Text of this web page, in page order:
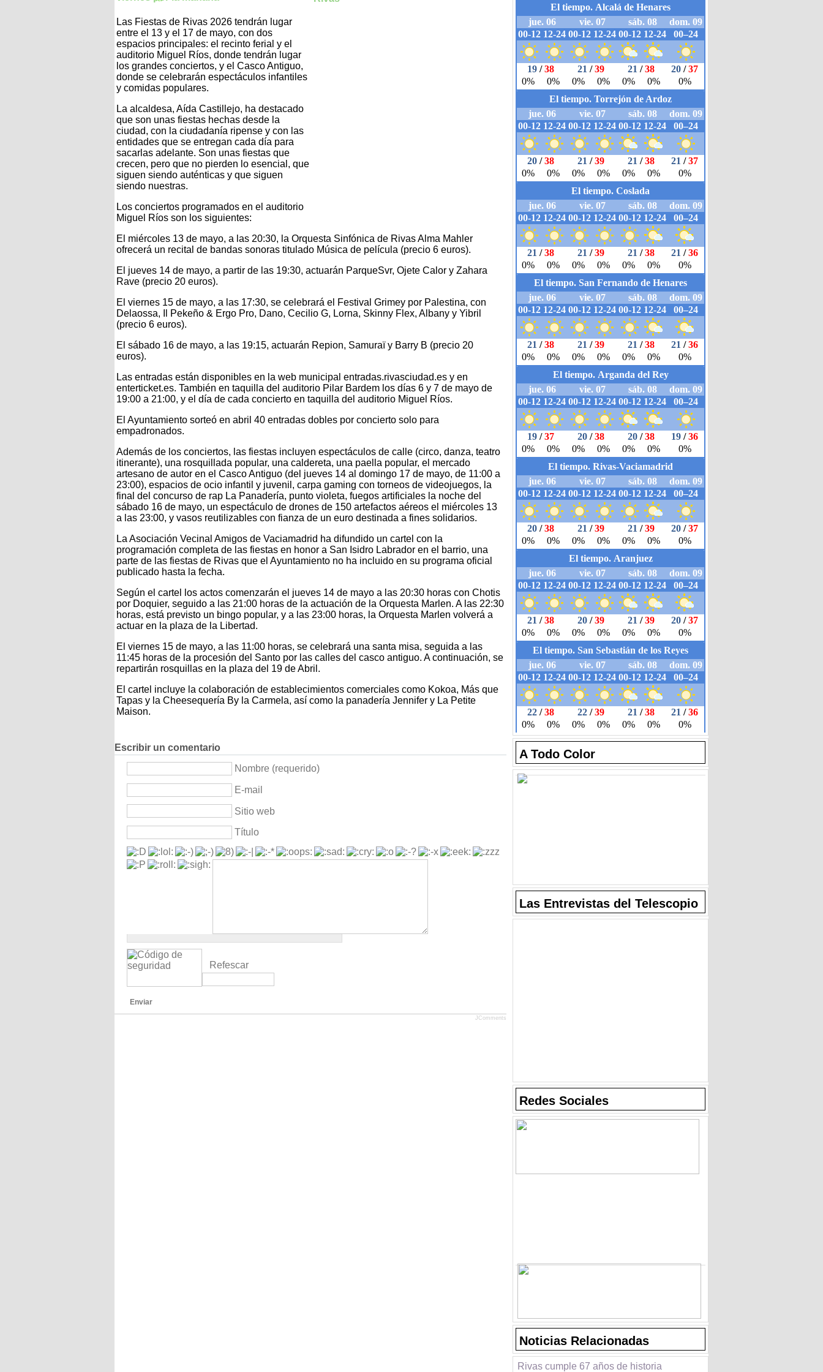
Las Fiestas de Rivas 2026 tendrán lugar
entre el 13 y el 17 de mayo, con dos
espacios principales: el recinto ferial y el
auditorio Miguel Ríos, donde tendrán lugar
los grandes conciertos, y el Casco Antiguo,
donde se celebrarán espectáculos infantiles
y comidas populares.
La alcaldesa, Aída Castillejo, ha destacado
que son unas fiestas hechas desde la
ciudad, con la ciudadanía ripense y con las
entidades que se entregan cada día para
sacarlas adelante. Son unas fiestas que
crecen, pero que no pierden lo esencial, que
siguen siendo auténticas y que siguen
siendo nuestras.
Los conciertos programados en el auditorio
Miguel Ríos son los siguientes:
El miércoles 13 de mayo, a las 20:30, la Orquesta Sinfónica de Rivas Alma Mahler
ofrecerá un recital de bandas sonoras titulado Música de película (precio 6 euros).
El jueves 14 de mayo, a partir de las 19:30, actuarán ParqueSvr, Ojete Calor y Zahara
Rave (precio 20 euros).
El viernes 15 de mayo, a las 17:30, se celebrará el Festival Grimey por Palestina, con
Delaossa, Il Pekeño & Ergo Pro, Dano, Cecilio G, Lorna, Skinny Flex, Albany y Yibril
(precio 6 euros).
El sábado 16 de mayo, a las 19:15, actuarán Repion, Samuraï y Barry B (precio 20
euros).
Las entradas están disponibles en la web municipal entradas.rivasciudad.es y en
enterticket.es. También en taquilla del auditorio Pilar Bardem los días 6 y 7 de mayo de
19:00 a 21:00, y el día de cada concierto en taquilla del auditorio Miguel Ríos.
El Ayuntamiento sorteó en abril 40 entradas dobles por concierto solo para
empadronados.
Además de los conciertos, las fiestas incluyen espectáculos de calle (circo, danza, teatro
itinerante), una rosquillada popular, una caldereta, una paella popular, el mercado
artesano de autor en el Casco Antiguo (del jueves 14 al domingo 17 de mayo, de 11:00 a
23:00), espacios de ocio infantil y juvenil, carpa gaming con torneos de videojuegos, la
final del concurso de rap La Panadería, punto violeta, fuegos artificiales la noche del
sábado 16 de mayo, un espectáculo de drones de 150 artefactos aéreos el miércoles 13
a las 23:00, y vasos reutilizables con fianza de un euro destinada a fines solidarios.
La Asociación Vecinal Amigos de Vaciamadrid ha difundido un cartel con la
programación completa de las fiestas en honor a San Isidro Labrador en el barrio, una
parte de las fiestas de Rivas que el Ayuntamiento no ha incluido en su programa oficial
publicado hasta la fecha.
Según el cartel los actos comenzarán el jueves 14 de mayo a las 20:30 horas con Chotis
por Doquier, seguido a las 21:00 horas de la actuación de la Orquesta Marlen. A las 22:30
horas, está previsto un bingo popular, y a las 23:00 horas, la Orquesta Marlen volverá a
actuar en la plaza de la Libertad.
El viernes 15 de mayo, a las 11:00 horas, se celebrará una santa misa, seguida a las
11:45 horas de la procesión del Santo por las calles del casco antiguo. A continuación, se
repartirán rosquillas en la plaza del 19 de Abril.
El cartel incluye la colaboración de establecimientos comerciales como Kokoa, Más que
Tapas y la Cheesequería By la Carmela, así como la panadería Jennifer y La Petite
Maison.
Escribir un comentario
Nombre (requerido)
E-mail
Sitio web
Título
Refescar
Enviar
JComments
A Todo Color
Las Entrevistas del Telescopio
Redes Sociales
Noticias Relacionadas
Rivas cumple 67 años de historia